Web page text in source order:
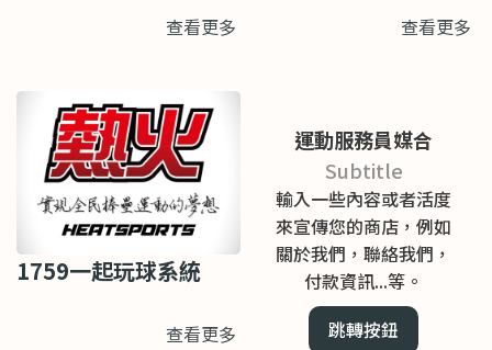
查看更多 查看更多
1759一起玩球系統
查看更多
運動服務員媒合
Subtitle
輸入一些內容或者活度
來宣傳您的商店，例如
關於我們，聯絡我們，
付款資訊...等。
跳轉按鈕